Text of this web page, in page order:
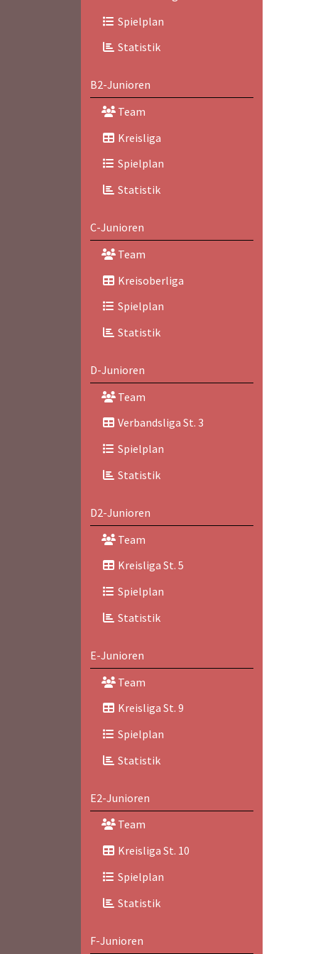
Spielplan
Statistik
B2-Junioren
Team
Kreisliga
Spielplan
Statistik
C-Junioren
Team
Kreisoberliga
Spielplan
Statistik
D-Junioren
Team
Verbandsliga St. 3
Spielplan
Statistik
D2-Junioren
Team
Kreisliga St. 5
Spielplan
Statistik
E-Junioren
Team
Kreisliga St. 9
Spielplan
Statistik
E2-Junioren
Team
Kreisliga St. 10
Spielplan
Statistik
F-Junioren